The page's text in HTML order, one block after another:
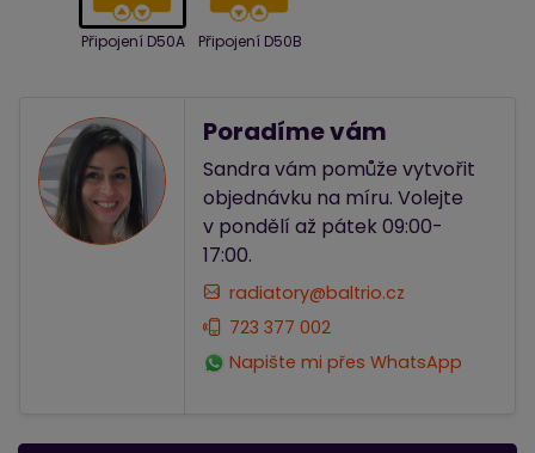
Připojení D50A Připojení D50B
Poradíme vám
Sandra vám pomůže vytvořit
objednávku na míru. Volejte
v pondělí až pátek 09:00-
17:00.
radiatory@baltrio.cz
723 377 002
Napište mi přes WhatsApp